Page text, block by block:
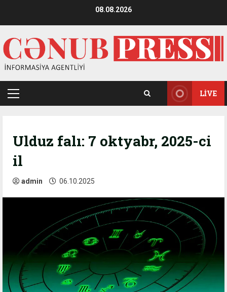
08.08.2026
Primary
LIVE
Ulduz falı: 7 oktyabr, 2025-ci
il
admin 06.10.2025